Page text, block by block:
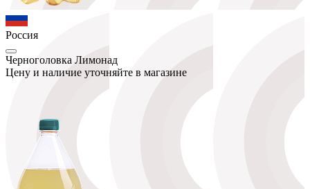
Россия
Черноголовка Лимонад
Цену и наличие уточняйте в магазине